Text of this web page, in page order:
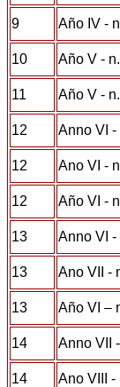
9 Año IV -
10 Año V -
11 Año V -
12 Anno VI -
12 Ano VI -
12 Año VI -
13 Anno VI
13 Ano VII -
13 Año VI –
14 Anno VII
14 Ano VIII -